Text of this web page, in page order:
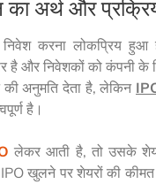
अर्थ और
करना लोकप्रिय हुआ
है और निवेशकों को कंपनी
अनुमति देता है, लेकिन
है।
लेकर आती है, तो उसके
IPO खुलने पर शेयरों की